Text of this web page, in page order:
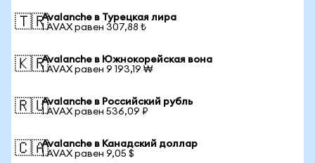
🇹🇷Avalanche в Турецкая лира
1 AVAX равен 307,88 ₺
🇰🇷Avalanche в Южнокорейская вона
1 AVAX равен 9 193,19 ₩
🇷🇺Avalanche в Российский рубль
1 AVAX равен 536,09 ₽
🇨🇦Avalanche в Канадский доллар
1 AVAX равен 9,05 $